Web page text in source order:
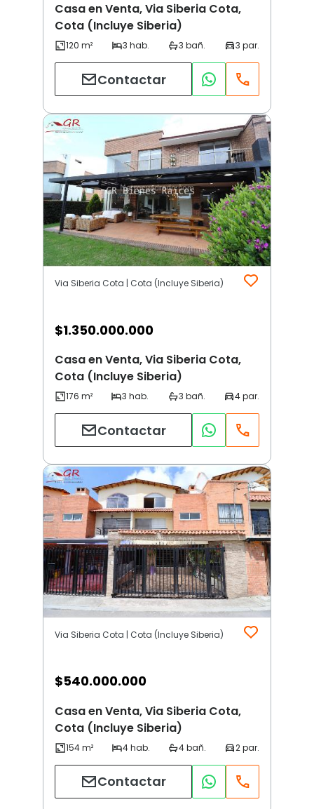
Casa en Venta, Via Siberia Cota,
Cota (Incluye Siberia)
Contactar
Via Siberia Cota | Cota (Incluye Siberia)
$1.350.000.000
Casa en Venta, Via Siberia Cota,
Cota (Incluye Siberia)
Contactar
Via Siberia Cota | Cota (Incluye Siberia)
$540.000.000
Casa en Venta, Via Siberia Cota,
Cota (Incluye Siberia)
Contactar